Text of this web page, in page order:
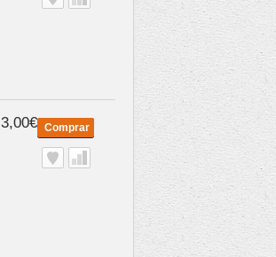
3,00€ Comprar